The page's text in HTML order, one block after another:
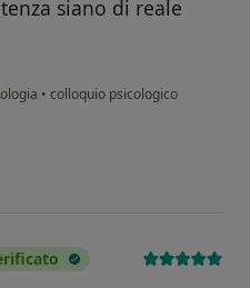
siano di reale
• colloquio psicologico